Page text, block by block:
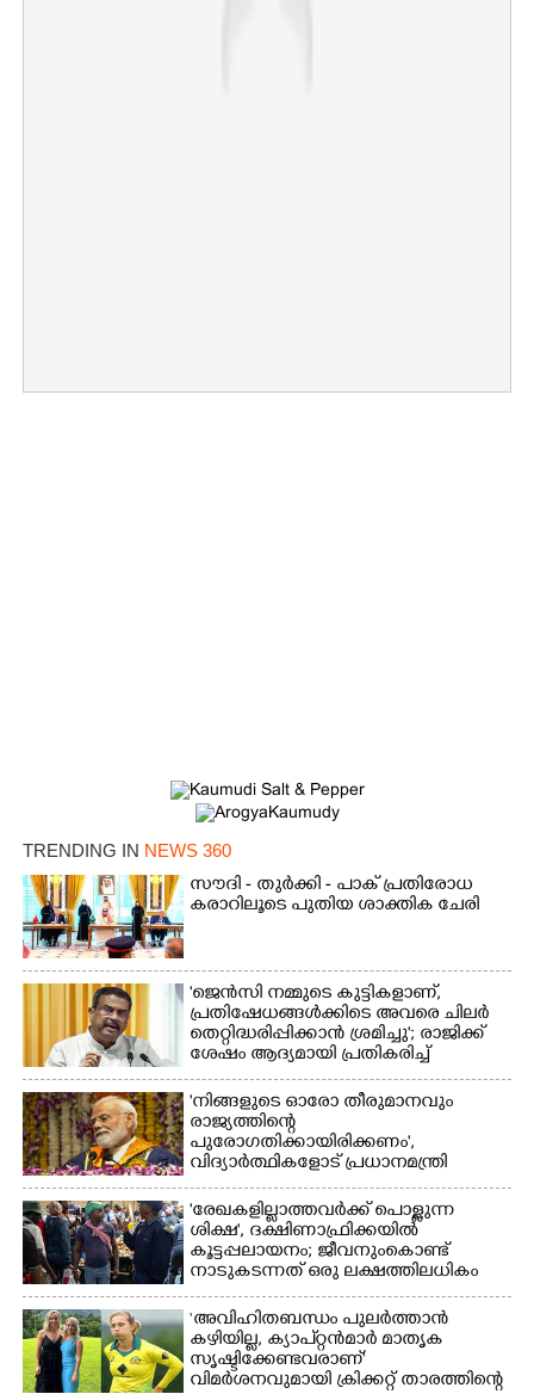
TRENDING IN NEWS 360
സൗദി - തുർക്കി - പാക് പ്രതിരോധ
കരാറിലൂടെ പുതിയ ശാക്തിക ചേരി
'ജെൻസി നമ്മുടെ കുട്ടികളാണ്,
പ്രതിഷേധങ്ങൾക്കിടെ അവരെ ചിലർ
തെറ്റിദ്ധരിപ്പിക്കാൻ ശ്രമിച്ചു'; രാജിക്ക്
ശേഷം ആദ്യമായി പ്രതികരിച്ച്
ധർമ്മേന്ദ്ര പ്രധാൻ
'നിങ്ങളുടെ ഓരോ തീരുമാനവും
രാജ്യത്തിന്റെ
പുരോഗതിക്കായിരിക്കണം',​
വിദ്യാർത്ഥികളോട് പ്രധാനമന്ത്രി
'രേഖകളില്ലാത്തവർക്ക് പൊള്ളുന്ന
ശിക്ഷ', ദക്ഷിണാഫ്രിക്കയിൽ
കൂട്ടപ്പലായനം; ജീവനുംകൊണ്ട്
നാടുകടന്നത് ഒരു ലക്ഷത്തിലധികം
പേർ
‘അവിഹിതബന്ധം പുലർത്താൻ
കഴിയില്ല,​ ക്യാപ്റ്റൻമാർ മാതൃക
സൃഷ്ടിക്കേണ്ടവരാണ്'
വിമർശനവുമായി ക്രിക്കറ്റ് താരത്തിന്റെ